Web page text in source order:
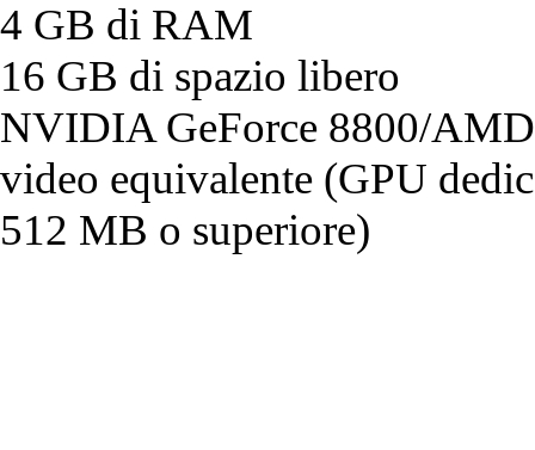
4 GB di RAM
16 GB di spazio libero
NVIDIA GeForce 8800/AMD
video equivalente (GPU
512 MB o superiore)